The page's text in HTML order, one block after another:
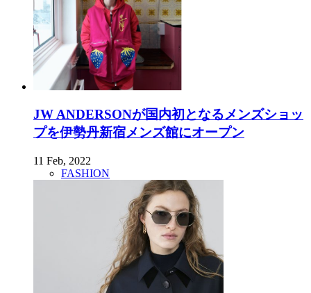
JW ANDERSONが国内初となるメンズショッ
プを伊勢丹新宿メンズ館にオープン
11 Feb, 2022
FASHION